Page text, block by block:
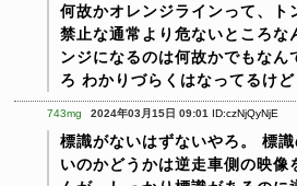
何故かオレンジラインって、ト
禁止な通常より危ないところな
ンジになるのは何故かでもなん
ろ わかりづらくはなってるけど
743mg 2024年03月15日 09:01 ID:czNjQyNjE
標識がないはずないやろ。
標
いのかどうかは逆走車側の映像